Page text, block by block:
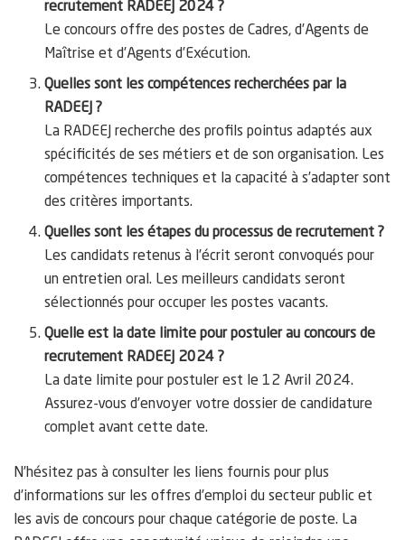
recrutement RADEEJ 2024 ?
Le concours offre des postes de Cadres, d’Agents de
Maîtrise et d’Agents d’Exécution.
Quelles sont les compétences recherchées par la
RADEEJ ?
La RADEEJ recherche des profils pointus adaptés aux
spécificités de ses métiers et de son organisation. Les
compétences techniques et la capacité à s’adapter sont
des critères importants.
Quelles sont les étapes du processus de recrutement ?
Les candidats retenus à l’écrit seront convoqués pour
un entretien oral. Les meilleurs candidats seront
sélectionnés pour occuper les postes vacants.
Quelle est la date limite pour postuler au concours de
recrutement RADEEJ 2024 ?
La date limite pour postuler est le 12 Avril 2024.
Assurez-vous d’envoyer votre dossier de candidature
complet avant cette date.
N’hésitez pas à consulter les liens fournis pour plus
d’informations sur les offres d’emploi du secteur public et
les avis de concours pour chaque catégorie de poste. La